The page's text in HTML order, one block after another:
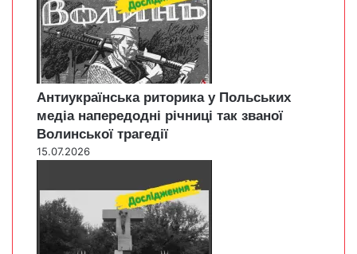
Антиукраїнська риторика у Польських
медіа напередодні річниці так званої
Волинської трагедії
15.07.2026